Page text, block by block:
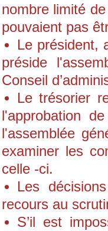
nombre limité
pouvaient pas
Le président,
préside
Conseil
Le trésorier
l'approbation
l'assemblée
examiner les
celle -ci.
Les
recours au
S’il est